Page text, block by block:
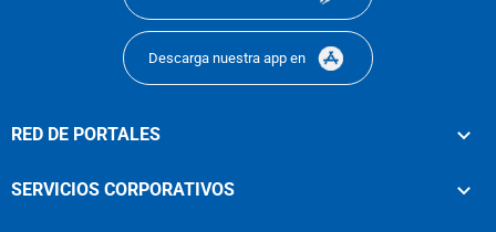
Descarga nuestra app en
RED DE PORTALES
SERVICIOS CORPORATIVOS